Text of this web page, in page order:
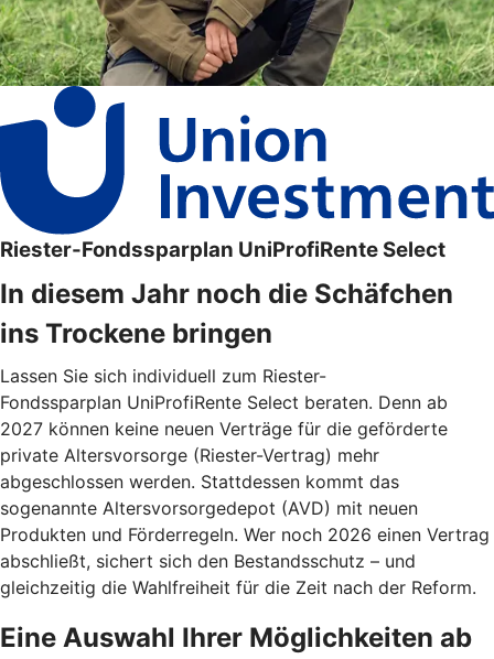
Riester-Fondssparplan UniProfiRente Select
In diesem Jahr noch die Schäfchen
ins Trockene bringen
Lassen Sie sich individuell zum Riester-
Fondssparplan UniProfiRente Select beraten. Denn ab
2027 können keine neuen Verträge für die geförderte
private Altersvorsorge (Riester-Vertrag) mehr
abgeschlossen werden. Stattdessen kommt das
sogenannte Altersvorsorgedepot (AVD) mit neuen
Produkten und Förderregeln. Wer noch 2026 einen Vertrag
abschließt, sichert sich den Bestandsschutz – und
gleichzeitig die Wahlfreiheit für die Zeit nach der Reform.
Eine Auswahl Ihrer Möglichkeiten ab